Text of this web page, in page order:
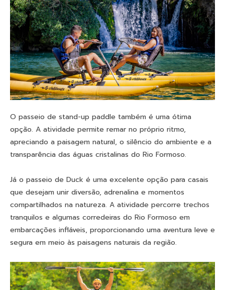
O passeio de stand-up paddle também é uma ótima
opção. A atividade permite remar no próprio ritmo,
apreciando a paisagem natural, o silêncio do ambiente e a
transparência das águas cristalinas do Rio Formoso.
Já o passeio de Duck é uma excelente opção para casais
que desejam unir diversão, adrenalina e momentos
compartilhados na natureza. A atividade percorre trechos
tranquilos e algumas corredeiras do Rio Formoso em
embarcações infláveis, proporcionando uma aventura leve e
segura em meio às paisagens naturais da região.